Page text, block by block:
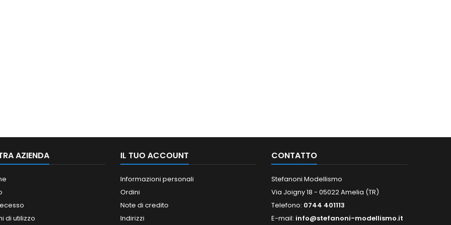
AZIENDA
di utilizzo
IL TUO ACCOUNT
Informazioni personali
Ordini
Note di credito
Indirizzi
CONTATTO
Stefanoni Modellismo
Via Joigny 18 - 05022 Amelia (TR)
Telefono: 0744 401113
E-mail: info@stefanoni-modellismo.it